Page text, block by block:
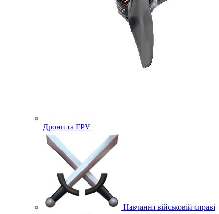
Дрони та FPV
Навчання військовій справі